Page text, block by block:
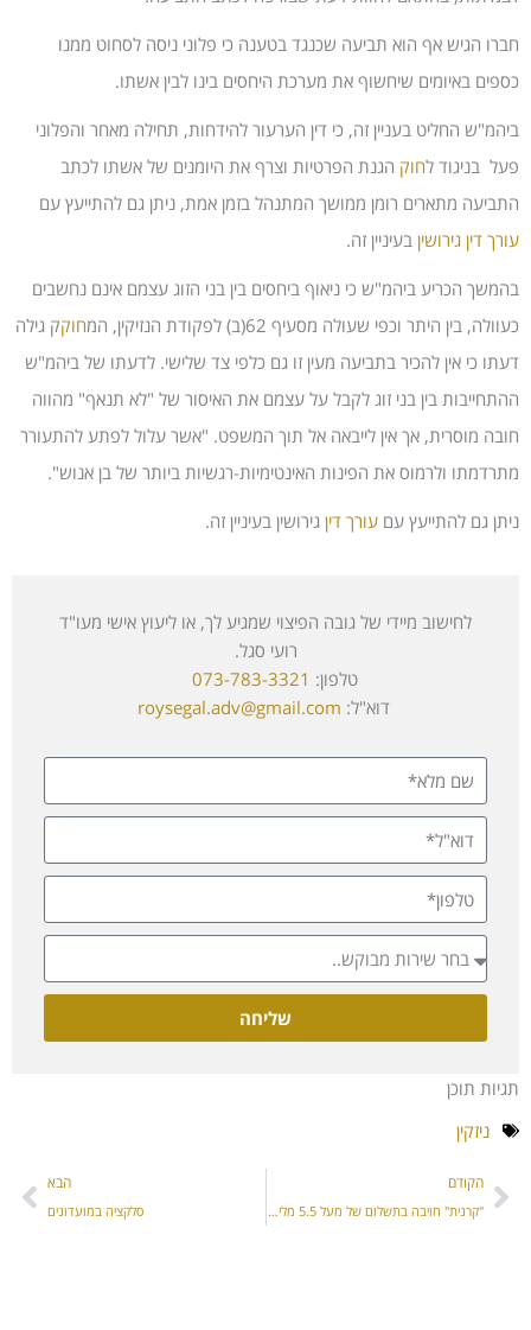
חברו הגיש אף הוא תביעה שכנגד בטענה כי פלוני ניסה לסחוט ממנו
כספים באיומים שיחשוף את מערכת היחסים בינו לבין אשתו.
ביהמ"ש החליט בעניין זה, כי דין הערעור להידחות, תחילה מאחר והפלוני
פעל בניגוד לחוק הגנת הפרטיות וצרף את היומנים של אשתו לכתב
התביעה מתארים רומן ממושך המתנהל בזמן אמת, ניתן גם להתייעץ עם
עורך דין גירושין בעיניין זה.
בהמשך הכריע ביהמ"ש כי ניאוף ביחסים בין בני הזוג עצמם אינם נחשבים
כעוולה, בין היתר וכפי שעולה מסעיף 62(ב) לפקודת הנזיקין, המ
חוקק גילה
דעתו כי אין להכיר בתביעה מעין זו גם כלפי צד שלישי. לדעתו של ביהמ"ש
ההתחייבות בין בני זוג לקבל על עצמם את האיסור של "לא תנאף" מהווה
חובה מוסרית, אך אין לייבאה אל תוך המשפט. "אשר עלול לפתע להתעורר
מתרדמתו ולרמוס את הפינות האינטימיות-רגשיות ביותר של בן אנוש".
ניתן גם להתייעץ עם עורך דין גירושין בעיניין זה.
לחישוב מיידי של גובה הפיצוי שמגיע לך, או ליעוץ אישי מעו"ד
רועי סגל.
טלפון: 073-783-3321
דוא"ל: roysegal.adv@gmail.com
שליחה
תגיות תוכן
ניזקין
הקודם
"קרנית" חויבה בתשלום של מעל 5.5 מליון ש"ח לנפגע בתאונת דרכים
הבא
סלקציה במועדונים